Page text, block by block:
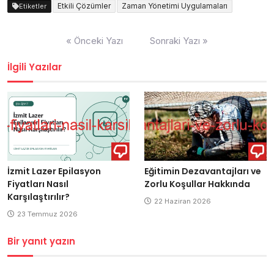
Etiketler Etkili Çözümler Zaman Yönetimi Uygulamaları
« Önceki Yazı Sonraki Yazı »
İlgili Yazılar
İzmit Lazer Epilasyon
Fiyatları Nasıl
Karşılaştırılır?
23 Temmuz 2026
Eğitimin Dezavantajları ve
Zorlu Koşullar Hakkında
22 Haziran 2026
Bir yanıt yazın